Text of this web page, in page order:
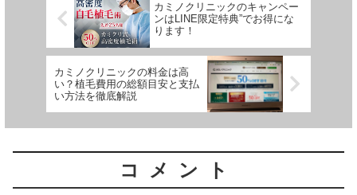
カミノクリニックのキャンペー
ンはLINE限定特典”でお得にな
ります！
カミノクリニックの料金は高
い？植毛費用の総額目安と支払
い方法を徹底解説
コメント